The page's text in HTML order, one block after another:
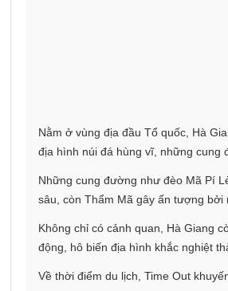
Nằm ở vùng địa đầu Tổ quốc, Hà
địa hình núi đá hùng vĩ, những cung
Những cung đường như đèo Mã Pí
sâu, còn Thẩm Mã gây ấn tượng
Không chỉ có cảnh quan, Hà Giang
động, hô biến địa hình khắc nghiệt
Về thời điểm du lịch, Time Out